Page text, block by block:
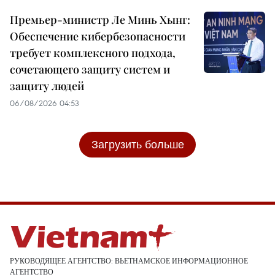
Премьер-министр Ле Минь Хынг:
Обеспечение кибербезопасности
требует комплексного подхода,
сочетающего защиту систем и
защиту людей
06/08/2026 04:53
Загрузить больше
РУКОВОДЯЩЕЕ АГЕНТСТВО: ВЬЕТНАМСКОЕ ИНФОРМАЦИОННОЕ
АГЕНТСТВО